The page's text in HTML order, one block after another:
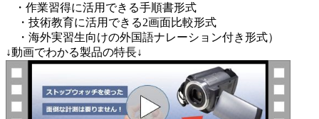
・作業習得に活用できる手順書形式
・技術教育に活用できる2画面比較形式
・海外実習生向けの外国語ナレーション付き形式）
↓動画でわかる製品の特長↓